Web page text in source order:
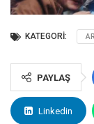
KATEGORI:
PAYLAŞ
Linkedin